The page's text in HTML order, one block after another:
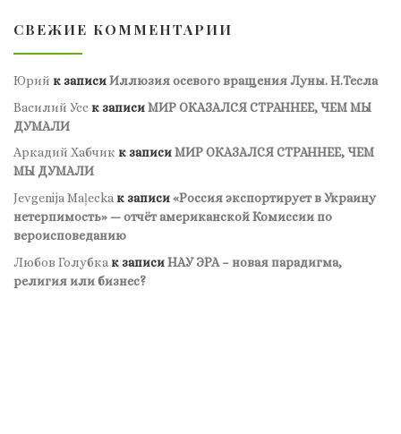
СВЕЖИЕ КОММЕНТАРИИ
Юрий к записиИллюзия осевого вращения Луны. Н.Тесла
Василий Усс к записиМИР ОКАЗАЛСЯ СТРАННЕЕ, ЧЕМ МЫ
ДУМАЛИ
Аркадий Хабчик к записиМИР ОКАЗАЛСЯ СТРАННЕЕ, ЧЕМ
МЫ ДУМАЛИ
Jevgenija Maļecka к записи«Россия экспортирует в Украину
нетерпимость» — отчёт американской Комиссии по
вероисповеданию
Любов Голубка к записиНАУ ЭРА – новая парадигма,
религия или бизнес?